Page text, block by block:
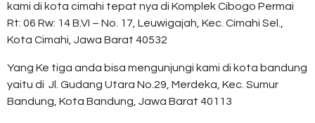
kami di kota cimahi tepat nya di Komplek Cibogo Permai
Rt: 06 Rw: 14 B.VI – No. 17, Leuwigajah, Kec. Cimahi Sel.,
Kota Cimahi, Jawa Barat 40532
Yang Ke tiga anda bisa mengunjungi kami di kota bandung
yaitu di Jl. Gudang Utara No.29, Merdeka, Kec. Sumur
Bandung, Kota Bandung, Jawa Barat 40113